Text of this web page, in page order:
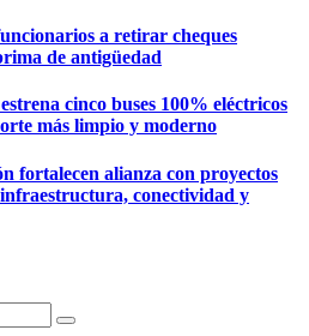
a retirar cheques
de antigüedad
cinco buses 100% eléctricos
más limpio y moderno
fortalecen alianza con proyectos
infraestructura, conectividad y